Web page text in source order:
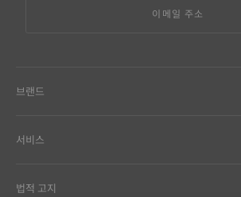
이메일 주소
브랜드
서비스
법적 고지